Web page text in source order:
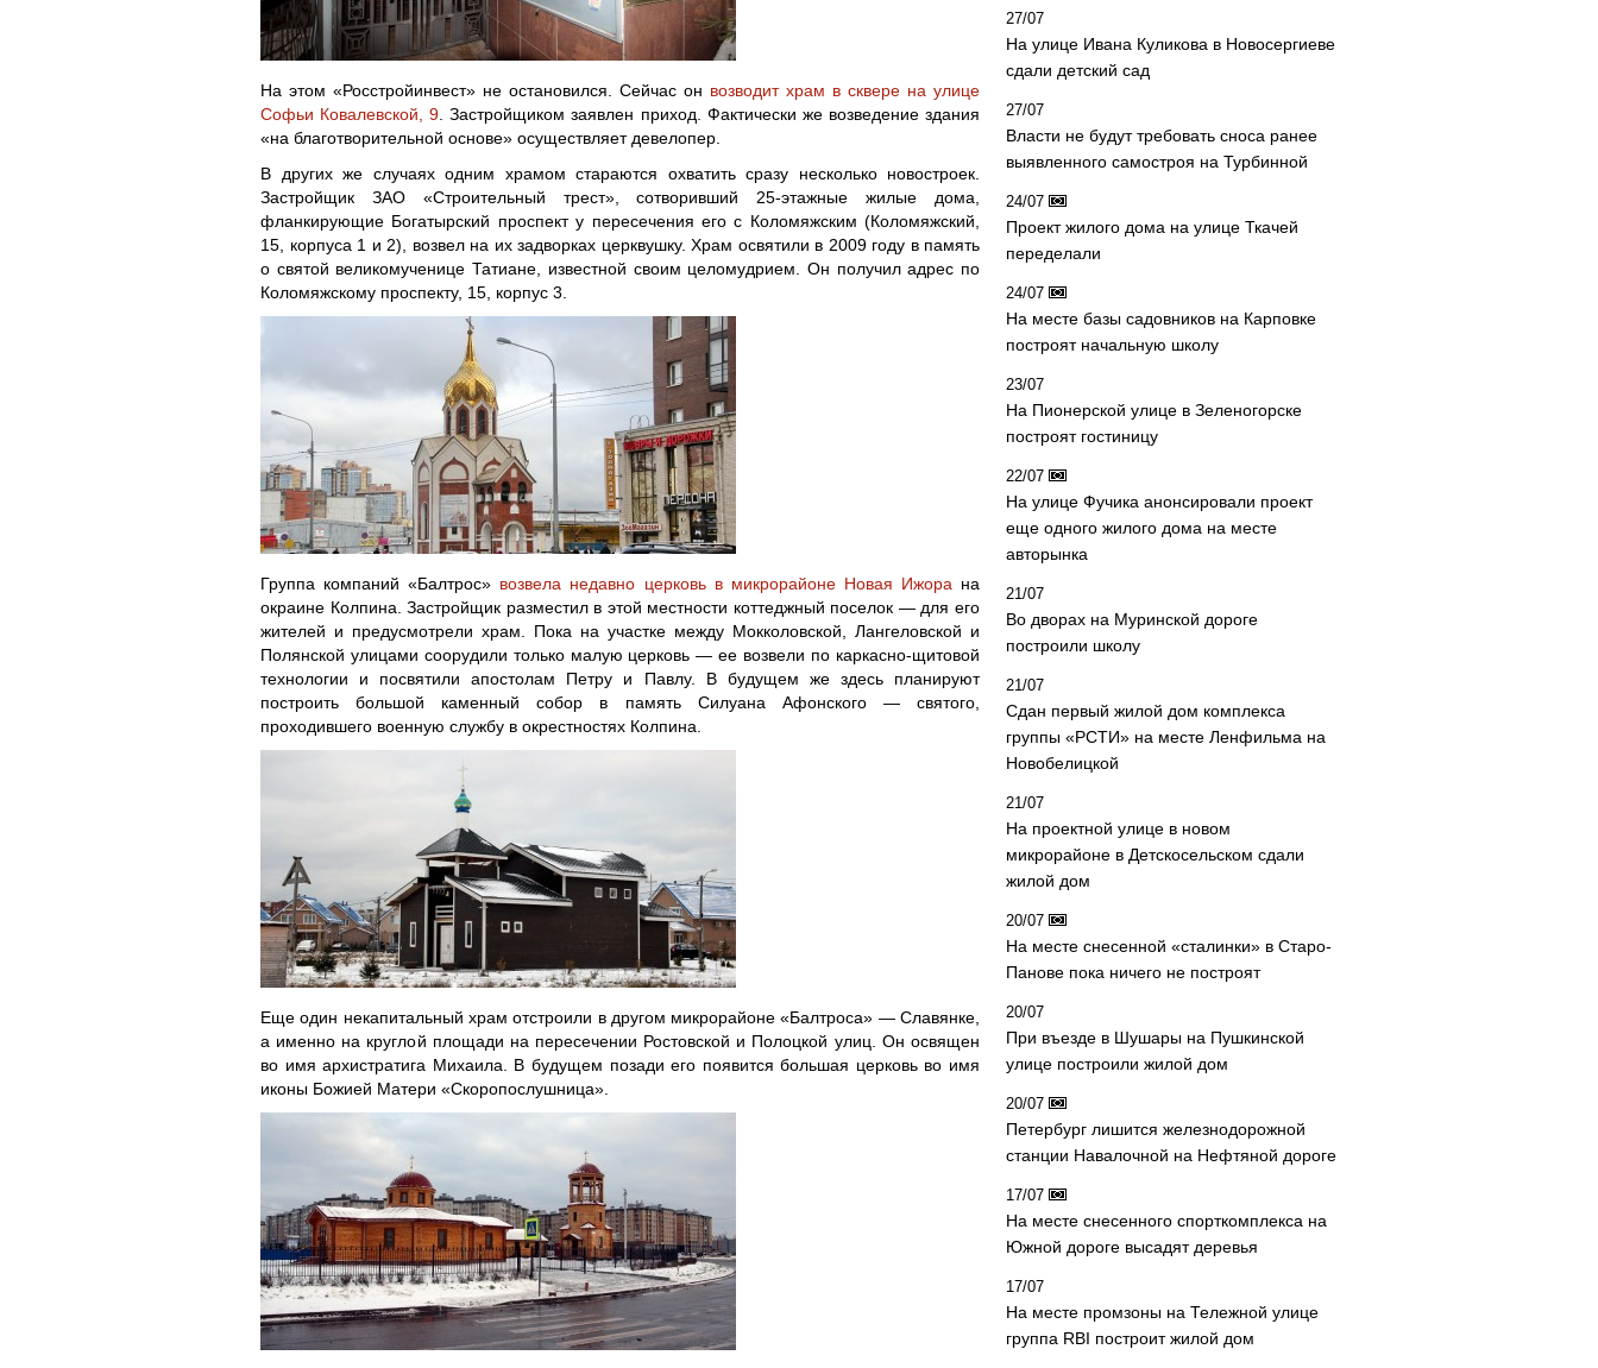
На этом «Росстройинвест» не остановился. Сейчас он возводит храм в сквере на улице
Софьи Ковалевской, 9 . Застройщиком заявлен приход. Фактически же возведение здания
«на благотворительной основе» осуществляет девелопер.
В других же случаях одним храмом стараются охватить сразу несколько новостроек.
Застройщик ЗАО «Строительный трест», сотворивший 25-этажные жилые дома,
фланкирующие Богатырский проспект у пересечения его с Коломяжским (Коломяжский,
15, корпуса 1 и 2), возвел на их задворках церквушку. Храм освятили в 2009 году в память
о святой великомученице Татиане, известной своим целомудрием. Он получил адрес по
Коломяжскому проспекту, 15, корпус 3.
Группа компаний «Балтрос» возвела недавно церковь в микрорайоне Новая Ижора на
окраине Колпина. Застройщик разместил в этой местности коттеджный поселок — для его
жителей и предусмотрели храм. Пока на участке между Мокколовской, Лангеловской и
Полянской улицами соорудили только малую церковь — ее возвели по каркасно-щитовой
технологии и посвятили апостолам Петру и Павлу. В будущем же здесь планируют
построить большой каменный собор в память Силуана Афонского — святого,
проходившего военную службу в окрестностях Колпина.
Еще один некапитальный храм отстроили в другом микрорайоне «Балтроса» — Славянке,
а именно на круглой площади на пересечении Ростовской и Полоцкой улиц. Он освящен
во имя архистратига Михаила. В будущем позади его появится большая церковь во имя
иконы Божией Матери «Скоропослушница».
27/07
На улице Ивана Куликова в Новосергиеве
сдали детский сад
27/07
Власти не будут требовать сноса ранее
выявленного самостроя на Турбинной
24/07
Проект жилого дома на улице Ткачей
переделали
24/07
На месте базы садовников на Карповке
построят начальную школу
23/07
На Пионерской улице в Зеленогорске
построят гостиницу
22/07
На улице Фучика анонсировали проект
еще одного жилого дома на месте
авторынка
21/07
Во дворах на Муринской дороге
построили школу
21/07
Сдан первый жилой дом комплекса
группы «РСТИ» на месте Ленфильма на
Новобелицкой
21/07
На проектной улице в новом
микрорайоне в Детскосельском сдали
жилой дом
20/07
На месте снесенной «сталинки» в Старо-
Панове пока ничего не построят
20/07
При въезде в Шушары на Пушкинской
улице построили жилой дом
20/07
Петербург лишится железнодорожной
станции Навалочной на Нефтяной дороге
17/07
На месте снесенного спорткомплекса на
Южной дороге высадят деревья
17/07
На месте промзоны на Тележной улице
группа RBI построит жилой дом